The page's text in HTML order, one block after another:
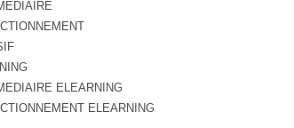
ELEARNING
ELEARNING